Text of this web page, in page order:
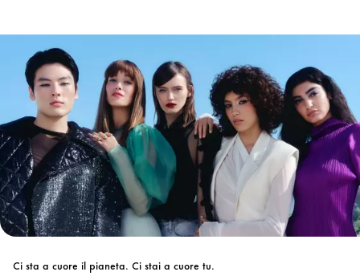
Ci sta a cuore il pianeta. Ci stai a cuore tu.